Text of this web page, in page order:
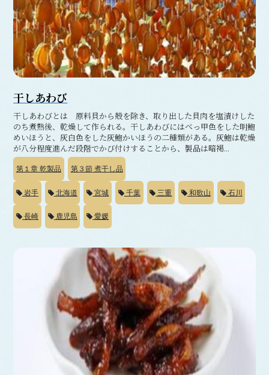
干しあわび
干しあわびとは 原料貝から殻を除き、取り出した貝肉を塩漬けした
のち煮熟後、乾燥して作られる。干しあわびにはべっ甲色をした明鮑
めいほうと、灰白色をした灰鮑かいほうの二種類がある。灰鮑は乾燥
が八分程度進んだ段階でかび付けすることから、製品は暗褐...
第１章 乾製品 第３節煮干し品
岩手 北海道 宮城 千葉 三重 和歌山 石川
長崎 鹿児島 愛媛